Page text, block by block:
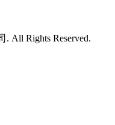
All Rights Reserved.